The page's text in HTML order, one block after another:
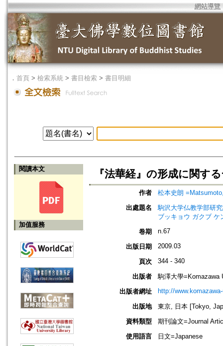
網站導覽
． 首頁 > 檢索系統 > 書目檢索 > 書目明細
閱讀本文
加值服務
『法華経』の形成に関
作者
松本史朗
出處題名
駒沢大学仏教学部研
ブッキョウ ガクブ ケ
卷期
n.67
出版日期 2009.03
頁次 344 - 340
出版者
駒澤大學=Komazawa
出版者網址
http://
出版地
東京, 日本 [Tokyo,
資料類型
期刊論文=Journal
使用語言
日文=Japanese